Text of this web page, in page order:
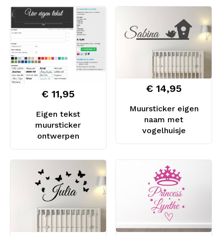
Eigen tekst
muursticker
ontwerpen
€ 11,95
Muursticker eigen
naam met
vogelhuisje
€ 14,95